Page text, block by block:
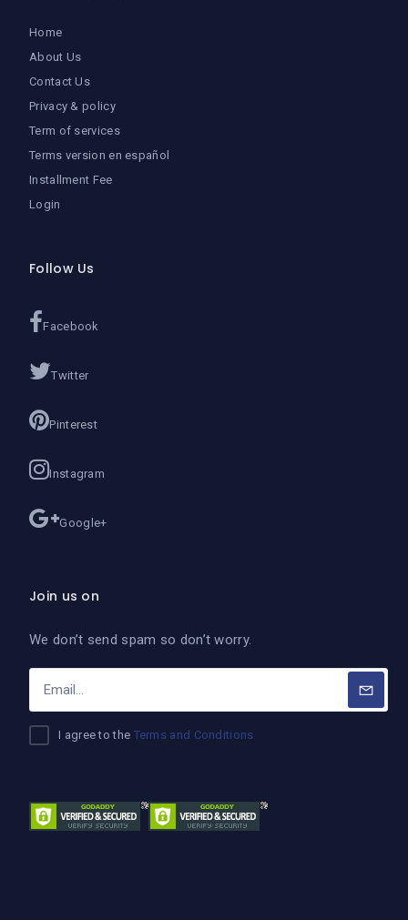
Home
About Us
Contact Us
Privacy & policy
Term of services
Terms version en español
Installment Fee
Login
Follow Us
Facebook
Twitter
Pinterest
Instagram
Google+
Join us on
We don’t send spam so don’t worry.
I agree to the Terms and Conditions